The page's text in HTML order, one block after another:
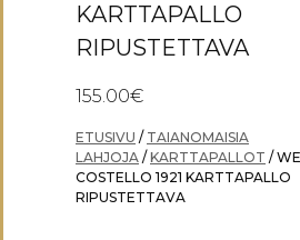
KARTTAPALLO
RIPUSTETTAVA
155.00€
ETUSIVU / TAIANOMAISIA
LAHJOJA / KARTTAPALLOT /
COSTELLO 1921 KARTTAPALLO
RIPUSTETTAVA